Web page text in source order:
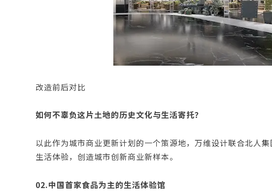
改造前后对比
如何不辜负这片土地的历史文化与生活寄托？
以此作为城市商业更新计划的一个策源地，万维设计联合北人
生活体验，创造城市创新商业新样本。
02.中国首家食品为主的生活体验馆